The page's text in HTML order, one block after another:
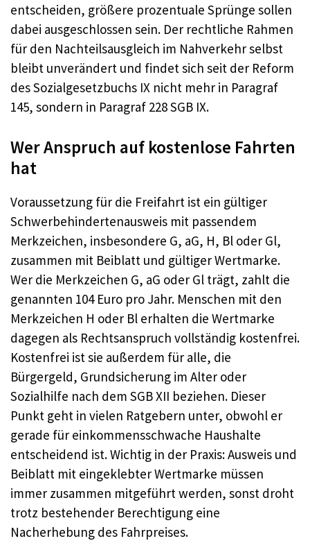
entscheiden, größere prozentuale Sprünge sollen
dabei ausgeschlossen sein. Der rechtliche Rahmen
für den Nachteilsausgleich im Nahverkehr selbst
bleibt unverändert und findet sich seit der Reform
des Sozialgesetzbuchs IX nicht mehr in Paragraf
145, sondern in Paragraf 228 SGB IX.
Wer Anspruch auf kostenlose Fahrten
hat
Voraussetzung für die Freifahrt ist ein gültiger
Schwerbehindertenausweis mit passendem
Merkzeichen, insbesondere G, aG, H, Bl oder Gl,
zusammen mit Beiblatt und gültiger Wertmarke.
Wer die Merkzeichen G, aG oder Gl trägt, zahlt die
genannten 104 Euro pro Jahr. Menschen mit den
Merkzeichen H oder Bl erhalten die Wertmarke
dagegen als Rechtsanspruch vollständig kostenfrei.
Kostenfrei ist sie außerdem für alle, die
Bürgergeld, Grundsicherung im Alter oder
Sozialhilfe nach dem SGB XII beziehen. Dieser
Punkt geht in vielen Ratgebern unter, obwohl er
gerade für einkommensschwache Haushalte
entscheidend ist. Wichtig in der Praxis: Ausweis und
Beiblatt mit eingeklebter Wertmarke müssen
immer zusammen mitgeführt werden, sonst droht
trotz bestehender Berechtigung eine
Nacherhebung des Fahrpreises.